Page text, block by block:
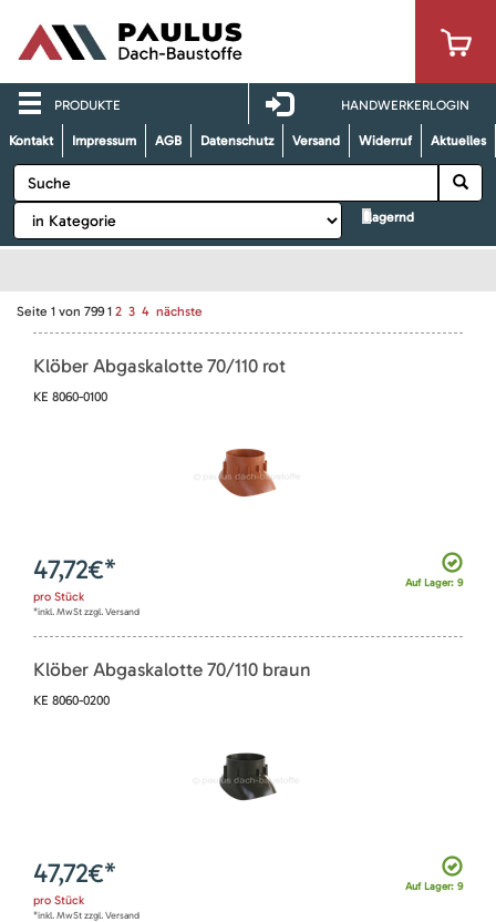
PRODUKTE HANDWERKERLOGIN
Kontakt Impressum AGB Datenschutz Versand Widerruf Aktuelles
lagernd
Seite 1 von 799 1 2 3 4 nächste
Klöber Abgaskalotte 70/110 rot
KE 8060-0100
Auf Lager: 9
47,72€*
pro Stück
*inkl. MwSt zzgl. Versand
Klöber Abgaskalotte 70/110 braun
KE 8060-0200
Auf Lager: 9
47,72€*
pro Stück
*inkl. MwSt zzgl. Versand